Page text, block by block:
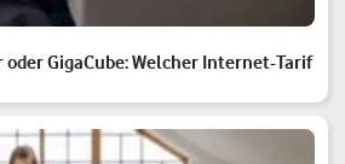
oder GigaCube: Welcher Internet-Tarif